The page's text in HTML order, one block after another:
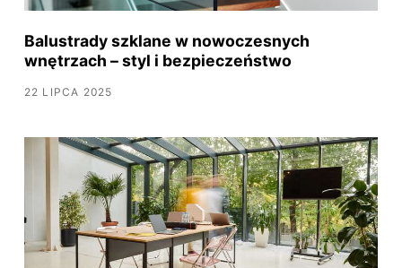
Balustrady szklane w nowoczesnych
wnętrzach – styl i bezpieczeństwo
22 LIPCA 2025